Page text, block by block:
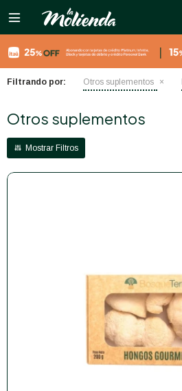

Filtrando por: Otros suplementos
Otros suplementos